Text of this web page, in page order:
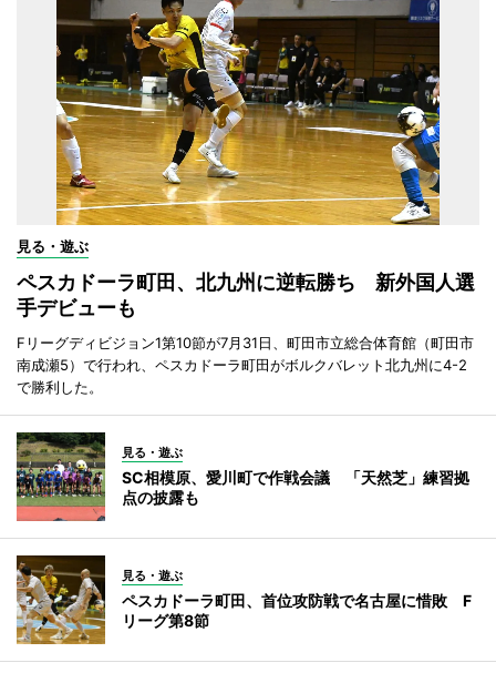
見る・遊ぶ
ペスカドーラ町田、北九州に逆転勝ち 新外国人選
手デビューも
Fリーグディビジョン1第10節が7月31日、町田市立総合体育館（町田市
南成瀬5）で行われ、ペスカドーラ町田がボルクバレット北九州に4-2
で勝利した。
見る・遊ぶ
SC相模原、愛川町で作戦会議 「天然芝」練習拠
点の披露も
見る・遊ぶ
ペスカドーラ町田、首位攻防戦で名古屋に惜敗 F
リーグ第8節